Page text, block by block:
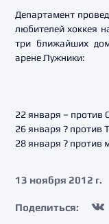
Департамент
любителей хоккея
три ближайших
арене Лужники:
22 января – против
26 января ? против
28 января ? против
13 ноября 2012 г.
Поделиться: